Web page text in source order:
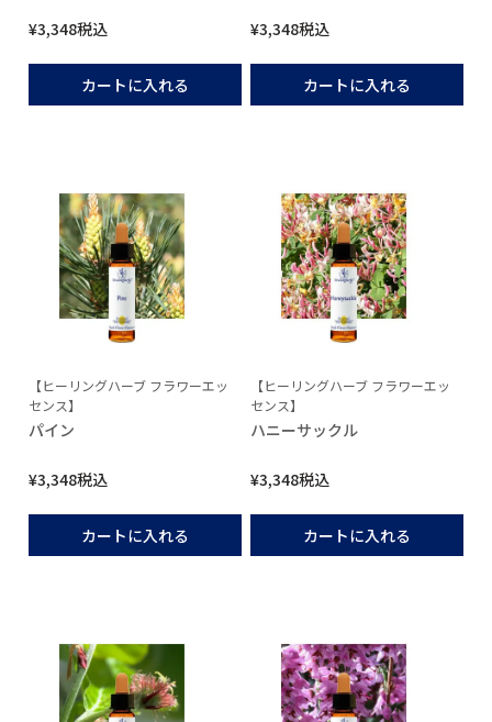
¥3,348税込
カートに入れる
¥3,348税込
カートに入れる
【ヒーリングハーブ フラワーエッ
センス】
パイン
¥3,348税込
カートに入れる
【ヒーリングハーブ フラワーエッ
センス】
ハニーサックル
¥3,348税込
カートに入れる